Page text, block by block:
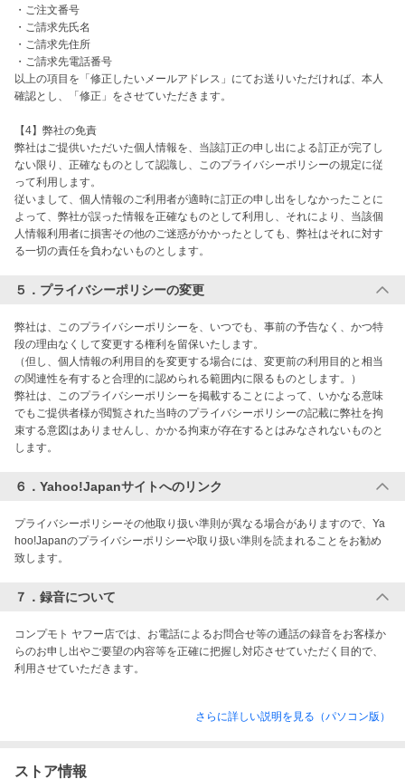
・ご注文番号
・ご請求先氏名
・ご請求先住所
・ご請求先電話番号
以上の項目を「修正したいメールアドレス」にてお送りいただければ、本人
確認とし、「修正」をさせていただきます。
【4】弊社の免責
弊社はご提供いただいた個人情報を、当該訂正の申し出による訂正が完了し
ない限り、正確なものとして認識し、このプライバシーポリシーの規定に従
って利用します。
従いまして、個人情報のご利用者が適時に訂正の申し出をしなかったことに
よって、弊社が誤った情報を正確なものとして利用し、それにより、当該個
人情報利用者に損害その他のご迷惑がかかったとしても、弊社はそれに対す
る一切の責任を負わないものとします。
５．プライバシーポリシーの変更
弊社は、このプライバシーポリシーを、いつでも、事前の予告なく、かつ特
段の理由なくして変更する権利を留保いたします。
（但し、個人情報の利用目的を変更する場合には、変更前の利用目的と相当
の関連性を有すると合理的に認められる範囲内に限るものとします。）
弊社は、このプライバシーポリシーを掲載することによって、いかなる意味
でもご提供者様が閲覧された当時のプライバシーポリシーの記載に弊社を拘
束する意図はありませんし、かかる拘束が存在するとはみなされないものと
します。
６．Yahoo!Japanサイトへのリンク
プライバシーポリシーその他取り扱い準則が異なる場合がありますので、Ya
hoo!Japanのプライバシーポリシーや取り扱い準則を読まれることをお勧め
致します。
７．録音について
コンプモト ヤフー店では、お電話によるお問合せ等の通話の録音をお客様か
らのお申し出やご要望の内容等を正確に把握し対応させていただく目的で、
利用させていただきます。
さらに詳しい説明を見る（パソコン版）
ストア情報